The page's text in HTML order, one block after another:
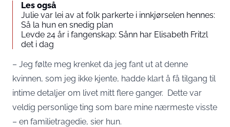
Les også
Julie var lei av at folk parkerte i innkjørselen hennes:
Så la hun en snedig plan
Levde 24 år i fangenskap: Sånn har Elisabeth Fritzl
det i dag
– Jeg følte meg krenket da jeg fant ut at denne
kvinnen, som jeg ikke kjente, hadde klart å få tilgang til
intime detaljer om livet mitt flere ganger. Dette var
veldig personlige ting som bare mine nærmeste visste
– en familietragedie, sier hun.